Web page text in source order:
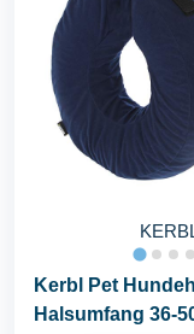
Kerbl Pet
Halsumfang 36-